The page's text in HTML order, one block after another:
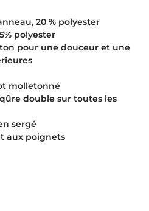
20 % polyester
polyester
pour une douceur et une
molletonné
double sur toutes les
sergé
aux poignets